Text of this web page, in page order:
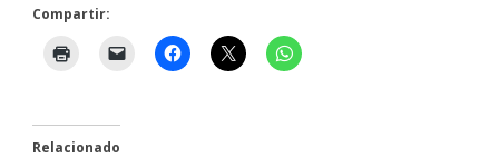
Compartir:
Relacionado